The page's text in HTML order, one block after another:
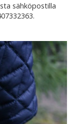
sähköpostilla